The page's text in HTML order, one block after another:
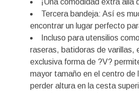
¡Una comodidad extra allá
Tercera bandeja: Así es
encontrar un lugar perfecto
Incluso para utensilios
raseras, batidoras de varillas,
exclusiva forma de ?V?
mayor tamaño en el centro de
perder altura en la cesta